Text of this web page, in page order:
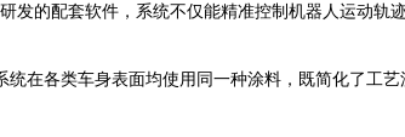
发的配套软件，系统不仅能精准控制机器人运动轨
统在各类车身表面均使用同一种涂料，既简化了工